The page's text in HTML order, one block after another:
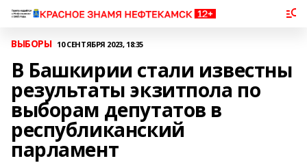
ВЫБОРЫ 10 СЕНТЯБРЯ 2023, 18:35
В Башкирии стали известны
результаты экзитпола по
выборам депутатов в
республиканский
парламент